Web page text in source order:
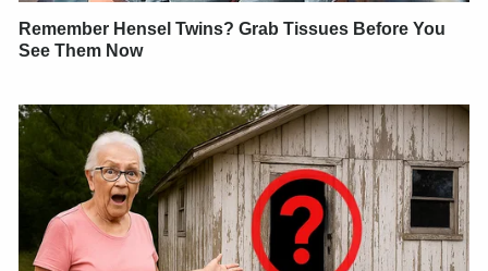
Remember Hensel Twins? Grab Tissues Before You
See Them Now